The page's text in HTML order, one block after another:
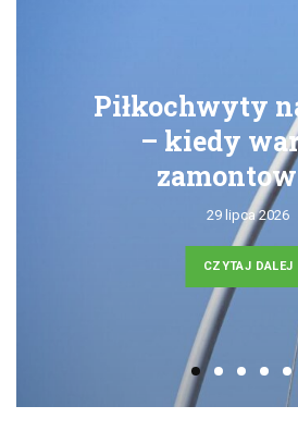
na boisko
– kiedy warto je
zamontować?